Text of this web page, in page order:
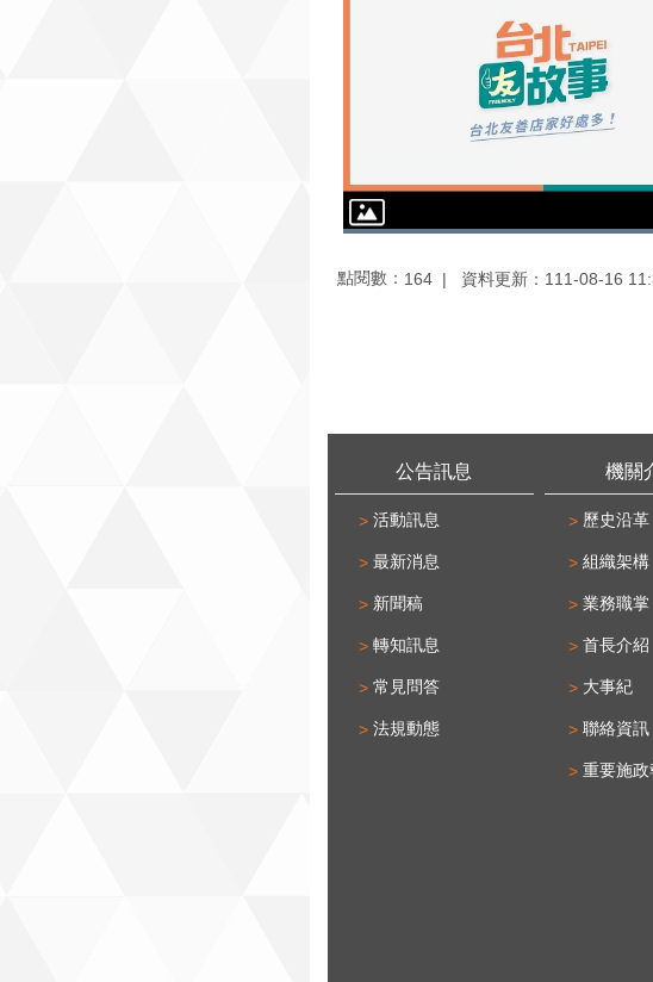
點閱數： 164 資料更新：111-08-16
公告訊息
活動訊息
最新消息
新聞稿
轉知訊息
常見問答
法規動態
機關
歷史沿革
組織架構
業務職掌
首長介紹
大事紀
聯絡資訊
重要施政